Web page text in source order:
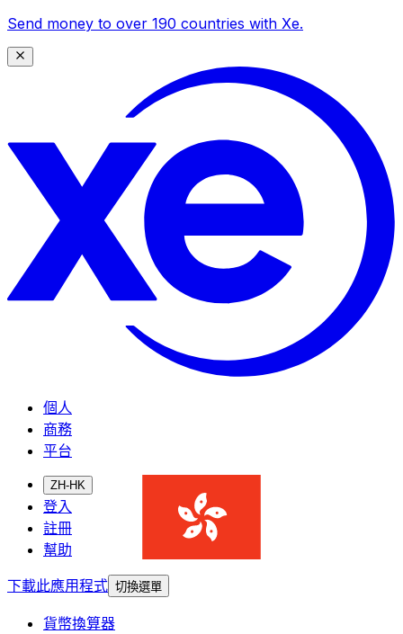
Send money to over 190 countries with Xe.
個人
商務
平台
ZH-HK
登入
註冊
幫助
下載此應用程式 切換選單
貨幣換算器